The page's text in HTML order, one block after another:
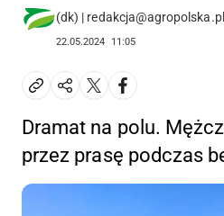
(dk) | redakcja@agropolska.pl
22.05.2024 11:05
Dramat na polu.
przez prasę podczas